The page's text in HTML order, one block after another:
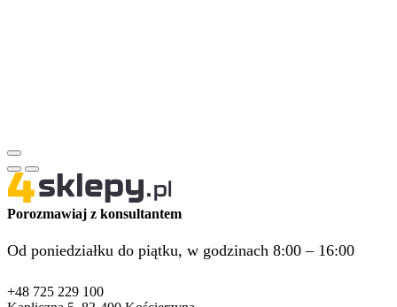
Porozmawiaj z konsultantem
Od poniedziałku do piątku, w godzinach 8:00 – 16:00
+48 725 229 100